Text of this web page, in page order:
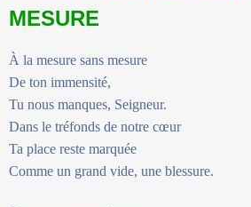
MESURE
À la mesure sans mesure
De ton immensité,
Tu nous manques, Seigneur.
Dans le tréfonds de notre cœur
Ta place reste marquée
Comme un grand vide, une blessure.